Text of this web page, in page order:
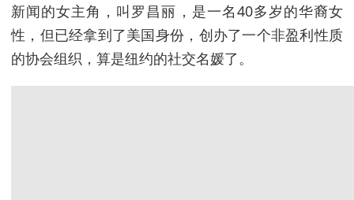
新闻的女主角，叫罗昌丽，是一名40多岁的华裔女
性，但已经拿到了美国身份，创办了一个非盈利性质
的协会组织，算是纽约的社交名媛了。